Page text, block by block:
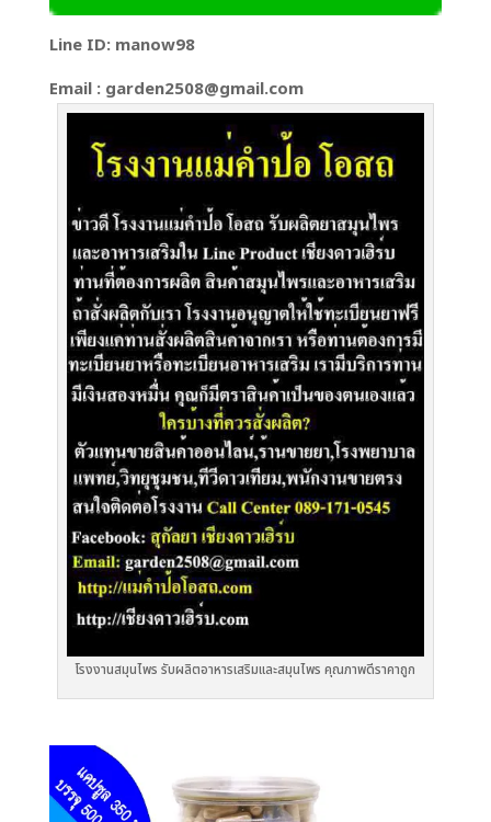
Line ID: manow98
Email : garden2508@gmail.com
โรงงานสมุนไพร รับผลิตอาหารเสริมและสมุนไพร คุณภาพดีราคาถูก